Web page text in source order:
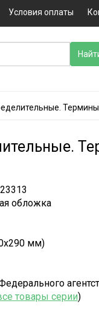
Условия оплаты
обложка
мм)
товары серии)